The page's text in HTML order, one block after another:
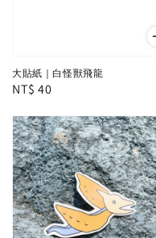
大貼紙｜白怪獸飛龍
Regular
NT$ 40